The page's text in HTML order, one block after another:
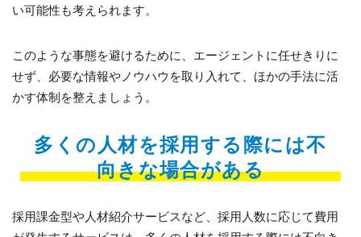
い可能性も考えられます。
このような事態を避けるために、エージェントに任せきりに
せず、必要な情報やノウハウを取り入れて、ほかの手法に活
かす体制を整えましょう。
多くの人材を採用する際には不
向きな場合がある
採用課金型や人材紹介サービスなど、採用人数に応じて費用